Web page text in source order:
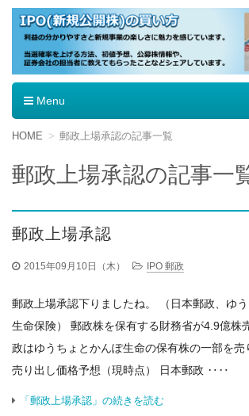
IPO（新規公開株）
Menu
コ
テ
ン
へ
移
動
HOME 郵政上場承認の記事一覧
郵政上場承認の記事一
郵政上場承認
2015年09月10日（木） IPO 郵政
郵政上場承認下りましたね。 （日本郵政、ゆ
生命保険） 郵政株を保有する財務省が4.9億株
政はゆうちょとかんぽ生命の保有株の一部を売
売り出し価格予想（現時点） 日本郵政 ‥‥
「郵政上場承認」の続きを読む